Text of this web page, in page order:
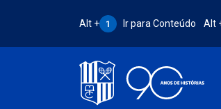
Atalho Alt + 1:
Alt + 1 Ir para Conteúdo Alt